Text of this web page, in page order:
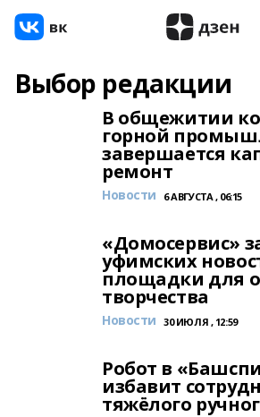
Выбор редакции
В общежитии
горной
завершается
ремонт
Новости 6 АВГУСТА , 06:15
«Домосервис»
уфимских
площадки для
творчества
Новости 30 ИЮЛЯ , 12:59
Робот в
избавит
тяжёлого